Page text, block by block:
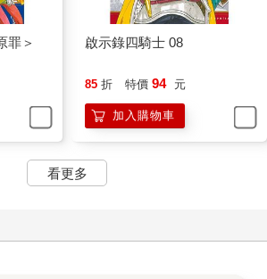
罪＞
啟示錄四騎士 08
85 折 特價 94 元
加入購物車
看更多